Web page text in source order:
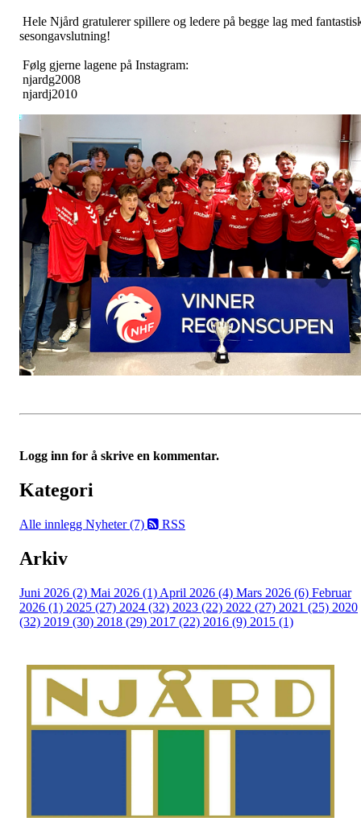
Hele Njård gratulerer spillere og ledere på begge lag med
sesongavslutning!
Følg gjerne lagene på Instagram:
njardg2008
njardj2010
Logg inn for å skrive en kommentar.
Kategori
Alle innlegg Nyheter (7) RSS
Arkiv
Juni 2026 (2) Mai 2026 (1) April 2026 (4) Mars 2026 (6) Februar
2026 (1) 2025 (27) 2024 (32) 2023 (22) 2022 (27) 2021 (25) 2020
(32) 2019 (30) 2018 (29) 2017 (22) 2016 (9) 2015 (1)